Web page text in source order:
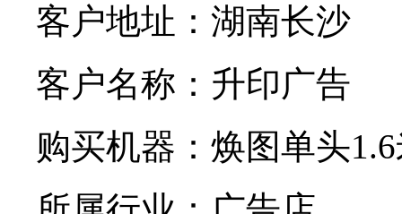
客户地址：湖南长沙
客户名称：升印广告
购买机器：焕图单头